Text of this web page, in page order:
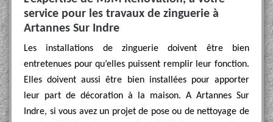
service pour les travaux de zinguerie à
Artannes Sur Indre
Les installations de zinguerie doivent être bien
entretenues pour qu’elles puissent remplir leur fonction.
Elles doivent aussi être bien installées pour apporter
leur part de décoration à la maison. A Artannes Sur
Indre, si vous avez un projet de pose ou de nettoyage de